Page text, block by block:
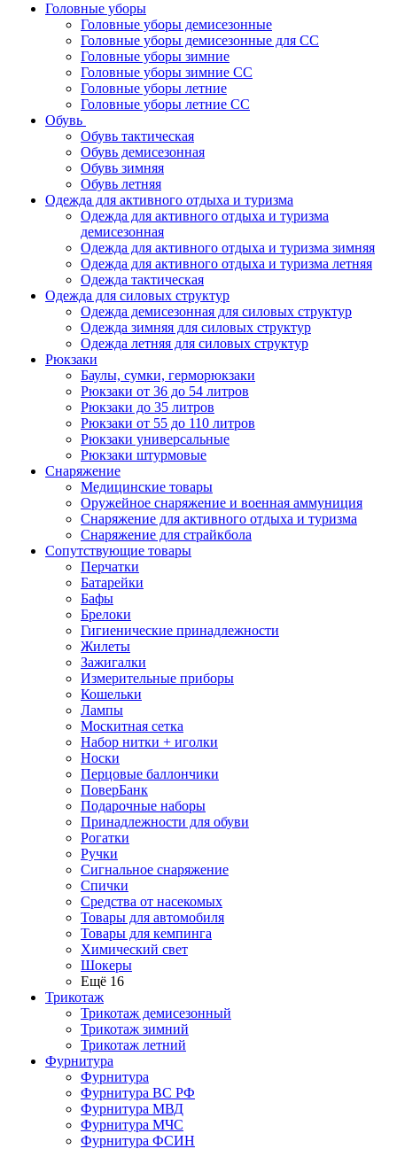
Головные уборы
Головные уборы демисезонные
Головные уборы демисезонные для СС
Головные уборы зимние
Головные уборы зимние СС
Головные уборы летние
Головные уборы летние СС
Обувь
Обувь тактическая
Обувь демисезонная
Обувь зимняя
Обувь летняя
Одежда для активного отдыха и туризма
Одежда для активного отдыха и туризма
демисезонная
Одежда для активного отдыха и туризма зимняя
Одежда для активного отдыха и туризма летняя
Одежда тактическая
Одежда для силовых структур
Одежда демисезонная для силовых структур
Одежда зимняя для силовых структур
Одежда летняя для силовых структур
Рюкзаки
Баулы, сумки, герморюкзаки
Рюкзаки от 36 до 54 литров
Рюкзаки до 35 литров
Рюкзаки от 55 до 110 литров
Рюкзаки универсальные
Рюкзаки штурмовые
Снаряжение
Медицинские товары
Оружейное снаряжение и военная аммуниция
Снаряжение для активного отдыха и туризма
Снаряжение для страйкбола
Сопутствующие товары
Перчатки
Батарейки
Бафы
Брелоки
Гигиенические принадлежности
Жилеты
Зажигалки
Измерительные приборы
Кошельки
Лампы
Москитная сетка
Набор нитки + иголки
Носки
Перцовые баллончики
ПоверБанк
Подарочные наборы
Принадлежности для обуви
Рогатки
Ручки
Сигнальное снаряжение
Спички
Средства от насекомых
Товары для автомобиля
Товары для кемпинга
Химический свет
Шокеры
Ещё 16
Трикотаж
Трикотаж демисезонный
Трикотаж зимний
Трикотаж летний
Фурнитура
Фурнитура
Фурнитура ВС РФ
Фурнитура МВД
Фурнитура МЧС
Фурнитура ФСИН